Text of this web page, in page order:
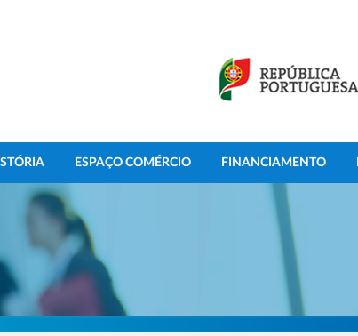
ESPAÇO COMÉRCIO FINANCIAMENTO